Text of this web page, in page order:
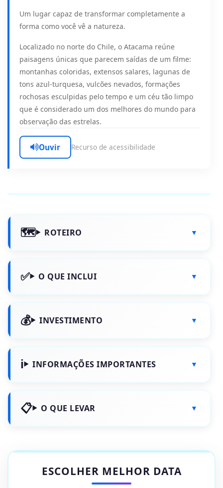
Um lugar capaz de transformar completamente a
forma como você vê a natureza.
Localizado no norte do Chile, o Atacama reúne
paisagens únicas que parecem saídas de um filme:
montanhas coloridas, extensos salares, lagunas de
tons azul-turquesa, vulcões nevados, formações
rochosas esculpidas pelo tempo e um céu tão limpo
que é considerado um dos melhores do mundo para
observação das estrelas.
Ouvir Recurso de acessibilidade
ROTEIRO
O QUE INCLUI
INVESTIMENTO
INFORMAÇÕES IMPORTANTES
O QUE LEVAR
ESCOLHER MELHOR DATA